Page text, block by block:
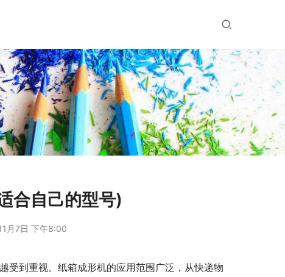
合自己的型号)
月7日 下午8:00
受到重视。纸箱成形机的应用范围广泛，从快递物